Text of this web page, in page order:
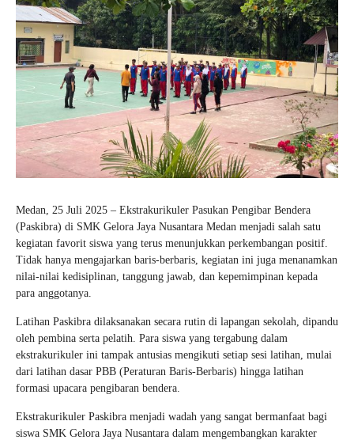
Medan, 25 Juli 2025 – Ekstrakurikuler Pasukan Pengibar Bendera
(Paskibra) di SMK Gelora Jaya Nusantara Medan menjadi salah satu
kegiatan favorit siswa yang terus menunjukkan perkembangan positif.
Tidak hanya mengajarkan baris-berbaris, kegiatan ini juga menanamkan
nilai-nilai kedisiplinan, tanggung jawab, dan kepemimpinan kepada
para anggotanya.
Latihan Paskibra dilaksanakan secara rutin di lapangan sekolah, dipandu
oleh pembina serta pelatih. Para siswa yang tergabung dalam
ekstrakurikuler ini tampak antusias mengikuti setiap sesi latihan, mulai
dari latihan dasar PBB (Peraturan Baris-Berbaris) hingga latihan
formasi upacara pengibaran bendera.
Ekstrakurikuler Paskibra menjadi wadah yang sangat bermanfaat bagi
siswa SMK Gelora Jaya Nusantara dalam mengembangkan karakter